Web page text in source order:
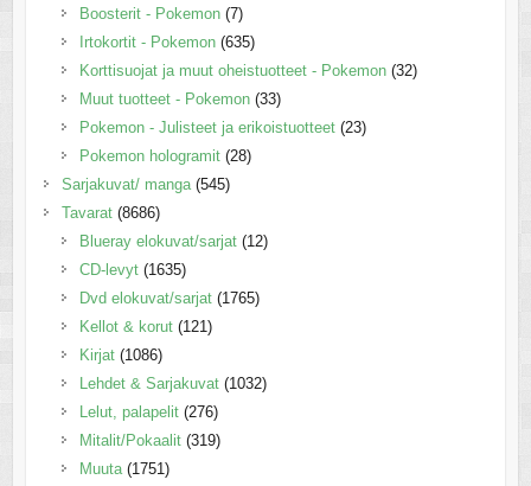
Boosterit - Pokemon (7)
Irtokortit - Pokemon (635)
Korttisuojat ja muut oheistuotteet - Pokemon (32)
Muut tuotteet - Pokemon (33)
Pokemon - Julisteet ja erikoistuotteet (23)
Pokemon hologramit (28)
Sarjakuvat/ manga (545)
Tavarat (8686)
Blueray elokuvat/sarjat (12)
CD-levyt (1635)
Dvd elokuvat/sarjat (1765)
Kellot & korut (121)
Kirjat (1086)
Lehdet & Sarjakuvat (1032)
Lelut, palapelit (276)
Mitalit/Pokaalit (319)
Muuta (1751)